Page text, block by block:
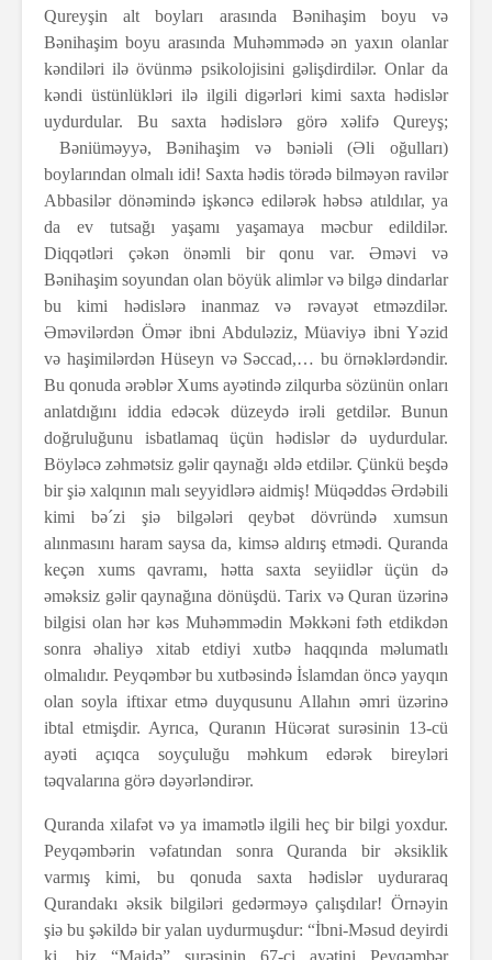
Qureyşin alt boyları arasında Bənihaşim boyu və
Bənihaşim boyu arasında Muhəmmədə ən yaxın olanlar
kəndiləri ilə övünmə psikolojisini gəlişdirdilər. Onlar da
kəndi üstünlükləri ilə ilgili digərləri kimi saxta hədislər
uydurdular. Bu saxta hədislərə görə xəlifə Qureyş;
Bəniüməyyə, Bənihaşim və bəniəli (Əli oğulları)
boylarından olmalı idi! Saxta hədis törədə bilməyən ravilər
Abbasilər dönəmində işkəncə edilərək həbsə atıldılar, ya
da ev tutsağı yaşamı yaşamaya məcbur edildilər.
Diqqətləri çəkən önəmli bir qonu var. Əməvi və
Bənihaşim soyundan olan böyük alimlər və bilgə dindarlar
bu kimi hədislərə inanmaz və rəvayət etməzdilər.
Əməvilərdən Ömər ibni Abduləziz, Müaviyə ibni Yəzid
və haşimilərdən Hüseyn və Səccad,… bu örnəklərdəndir.
Bu qonuda ərəblər Xums ayətində zilqurba sözünün onları
anlatdığını iddia edəcək düzeydə irəli getdilər. Bunun
doğruluğunu isbatlamaq üçün hədislər də uydurdular.
Böyləcə zəhmətsiz gəlir qaynağı əldə etdilər. Çünkü beşdə
bir şiə xalqının malı seyyidlərə aidmiş! Müqəddəs Ərdəbili
kimi bə´zi şiə bilgələri qeybət dövründə xumsun
alınmasını haram saysa da, kimsə aldırış etmədi. Quranda
keçən xums qavramı, hətta saxta seyiidlər üçün də
əməksiz gəlir qaynağına dönüşdü. Tarix və Quran üzərinə
bilgisi olan hər kəs Muhəmmədin Məkkəni fəth etdikdən
sonra əhaliyə xitab etdiyi xutbə haqqında məlumatlı
olmalıdır. Peyqəmbər bu xutbəsində İslamdan öncə yayqın
olan soyla iftixar etmə duyqusunu Allahın əmri üzərinə
ibtal etmişdir. Ayrıca, Quranın Hücərat surəsinin 13-cü
ayəti açıqca soyçuluğu məhkum edərək bireyləri
təqvalarına görə dəyərləndirər.
Quranda xilafət və ya imamətlə ilgili heç bir bilgi yoxdur.
Peyqəmbərin vəfatından sonra Quranda bir əksiklik
varmış kimi, bu qonuda saxta hədislər uyduraraq
Qurandakı əksik bilgiləri gedərməyə çalışdılar! Örnəyin
şiə bu şəkildə bir yalan uydurmuşdur: “İbni-Məsud deyirdi
ki, biz “Maidə” surəsinin 67-ci ayətini Peyqəmbər